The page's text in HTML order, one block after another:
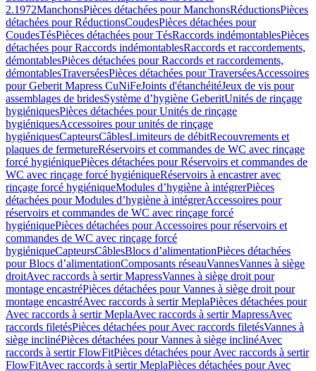
2.1972ManchonsPièces détachées pour ManchonsRéductionsPièces
détachées pour RéductionsCoudesPièces détachées pour
CoudesTésPièces détachées pour TésRaccords indémontablesPièces
détachées pour Raccords indémontablesRaccords et raccordements,
démontablesPièces détachées pour Raccords et raccordements,
démontablesTraverséesPièces détachées pour TraverséesAccessoires
pour Geberit Mapress CuNiFeJoints d'étanchéitéJeux de vis pour
assemblages de bridesSystème d’hygiène GeberitUnités de rinçage
hygiéniquesPièces détachées pour Unités de rinçage
hygiéniquesAccessoires pour unités de rinçage
hygiéniquesCapteursCâblesLimiteurs de débitRecouvrements et
plaques de fermetureRéservoirs et commandes de WC avec rinçage
forcé hygiéniquePièces détachées pour Réservoirs et commandes de
WC avec rinçage forcé hygiéniqueRéservoirs à encastrer avec
rinçage forcé hygiéniqueModules d’hygiène à intégrerPièces
détachées pour Modules d’hygiène à intégrerAccessoires pour
réservoirs et commandes de WC avec rinçage forcé
hygiéniquePièces détachées pour Accessoires pour réservoirs et
commandes de WC avec rinçage forcé
hygiéniqueCapteursCâblesBlocs d’alimentationPièces détachées
pour Blocs d’alimentationComposants réseauVannesVannes à siège
droitAvec raccords à sertir MapressVannes à siège droit pour
montage encastréPièces détachées pour Vannes à siège droit pour
montage encastréAvec raccords à sertir MeplaPièces détachées pour
Avec raccords à sertir MeplaAvec raccords à sertir MapressAvec
raccords filetésPièces détachées pour Avec raccords filetésVannes à
siège inclinéPièces détachées pour Vannes à siège inclinéAvec
raccords à sertir FlowFitPièces détachées pour Avec raccords à sertir
FlowFitAvec raccords à sertir MeplaPièces détachées pour Avec